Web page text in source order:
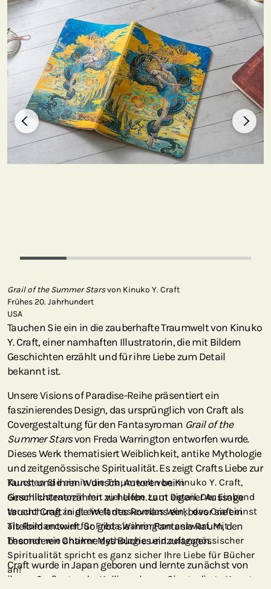
Grail of the Summer Starsvon Kinuko Y. Craft
Frühes 20. Jahrhundert
USA
Tauchen Sie ein in die zauberhafte Traumwelt von Kinuko
Y. Craft, einer namhaften Illustratorin, die mit Bildern
Geschichten erzählt und für ihre Liebe zum Detail
bekannt ist.
Unsere Visions of Paradise-Reihe präsentiert ein
faszinierendes Design, das ursprünglich von Craft als
Covergestaltung für den Fantasyroman Grail of the
Summer Starsvon Freda Warrington entworfen wurde.
Dieses Werk thematisiert Weiblichkeit, antike Mythologie
und zeitgenössische Spiritualität. Es zeigt Crafts Liebe zur
Kunst und ihren Wunsch, Autoren beim
Geschichtenerzählen zu helfen. Laut eigener Aussage
taucht Craft in die Welt des Romans ein, bevor sie ein
Titelbild entwirft. So gibt sie ihrer Fantasie Raum, den
besonderen Charme des Buches einzufangen.
Craft wurde in Japan geboren und lernte zunächst von
ihrem Großvater, der Kalligraph war. Sie studierte Kunst
Tauchen Sie ein in die Traumwelt von Kinuko Y. Craft,
einer Illustratorin mit viel Liebe zum Detail. Der Einband
Versuchung zeigt ein fantasievolles Werk, das Craft einst
als Romancover für Freda Warrington entwarf. Mit
Themen wie antiker Mythologie und zeitgenössischer
Spiritualität spricht es ganz sicher Ihre Liebe für Bücher
an!